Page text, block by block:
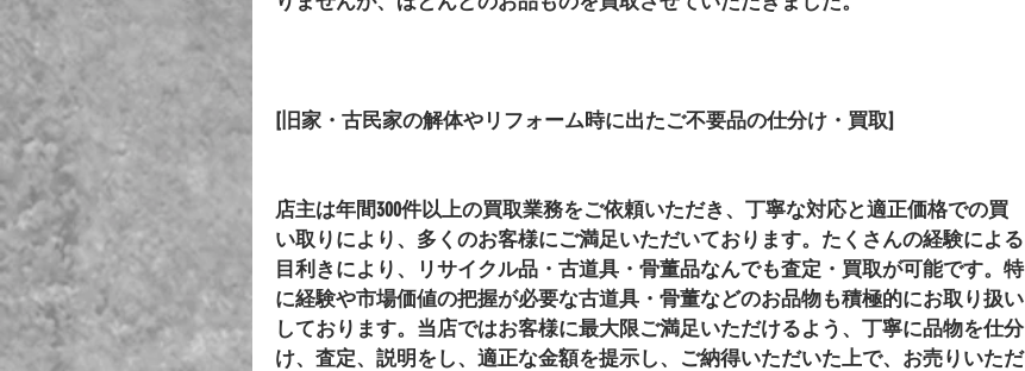
[旧家・古民家の解体やリフォーム時に出たご不要品の仕分け・買取]
店主は年間300件以上の買取業務をご依頼いただき、丁寧な対応と適正価格での買
い取りにより、多くのお客様にご満足いただいております。たくさんの経験による
目利きにより、リサイクル品・古道具・骨董品なんでも査定・買取が可能です。特
に経験や市場価値の把握が必要な古道具・骨董などのお品物も積極的にお取り扱い
しております。当店ではお客様に最大限ご満足いただけるよう、丁寧に品物を仕分
け、査定、説明をし、適正な金額を提示し、ご納得いただいた上で、お売りいただ